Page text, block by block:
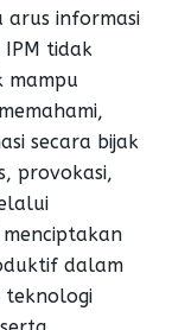
arus informasi
tidak
mampu
secara bijak
provokasi,
dalam
teknologi